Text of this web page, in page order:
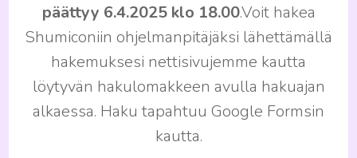
päättyy 6.4.2025 klo 18.00.Voit hakea
Shumiconiin ohjelmanpitäjäksi lähettämällä
hakemuksesi nettisivujemme kautta
löytyvän hakulomakkeen avulla hakuajan
alkaessa. Haku tapahtuu Google Formsin
kautta.